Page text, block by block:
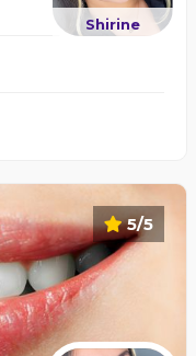
Shirine
5/5